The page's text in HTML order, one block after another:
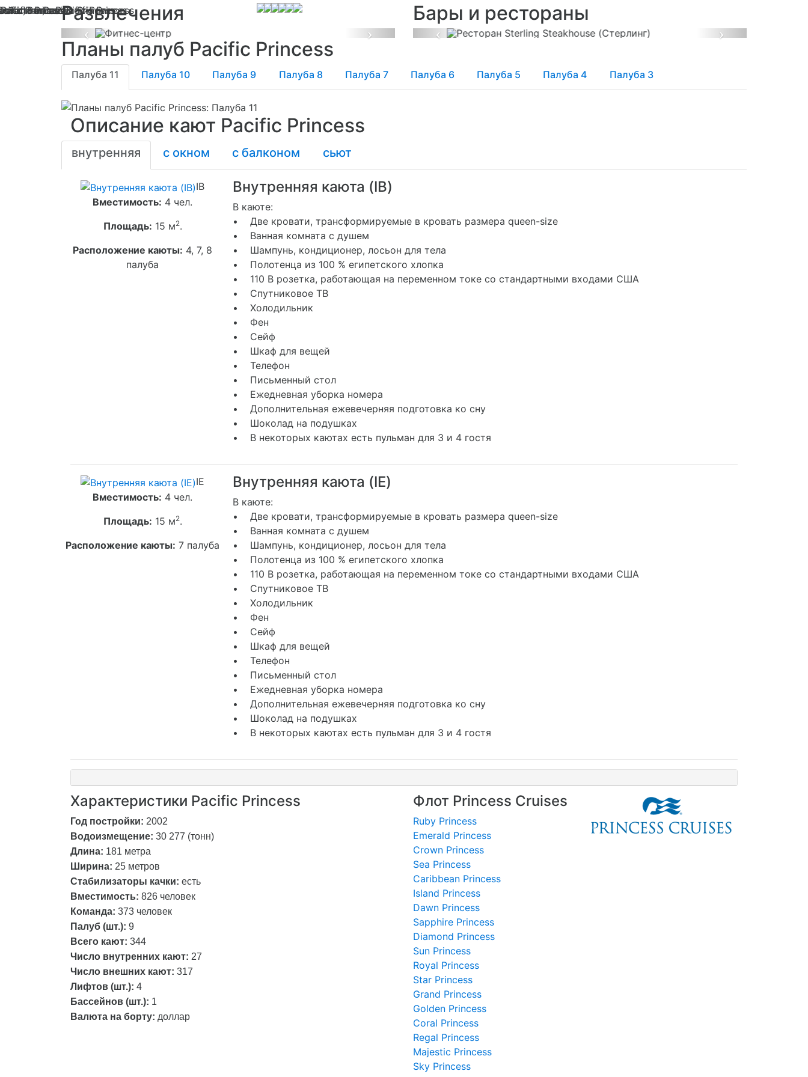
Развлечения
Previous Next
Бары и рестораны
Previous Next
Планы палуб Pacific Princess
Палуба 11 Палуба 10 Палуба 9 Палуба 8 Палуба 7 Палуба 6 Палуба 5 Палуба 4 Палуба 3
Описание кают Pacific Princess
внутренняя с окном с балконом сьют
IB
Вместимость: 4 чел.
Площадь: 15 м2.
Расположение каюты: 4, 7, 8
палуба
Внутренняя каюта (IB)
В каюте:
• Две кровати, трансформируемые в кровать размера queen-size
• Ванная комната с душем
• Шампунь, кондиционер, лосьон для тела
• Полотенца из 100 % египетского хлопка
• 110 В розетка, работающая на переменном токе со стандартными входами США
• Спутниковое ТВ
• Холодильник
• Фен
• Сейф
• Шкаф для вещей
• Телефон
• Письменный стол
• Ежедневная уборка номера
• Дополнительная ежевечерняя подготовка ко сну
• Шоколад на подушках
• В некоторых каютах есть пульман для 3 и 4 гостя
IE
Вместимость: 4 чел.
Площадь: 15 м2.
Расположение каюты: 7 палуба
Внутренняя каюта (IE)
В каюте:
• Две кровати, трансформируемые в кровать размера queen-size
• Ванная комната с душем
• Шампунь, кондиционер, лосьон для тела
• Полотенца из 100 % египетского хлопка
• 110 В розетка, работающая на переменном токе со стандартными входами США
• Спутниковое ТВ
• Холодильник
• Фен
• Сейф
• Шкаф для вещей
• Телефон
• Письменный стол
• Ежедневная уборка номера
• Дополнительная ежевечерняя подготовка ко сну
• Шоколад на подушках
• В некоторых каютах есть пульман для 3 и 4 гостя
Характеристики Pacific Princess
Год постройки: 2002
Водоизмещение: 30 277 (тонн)
Длина: 181 метра
Ширина: 25 метров
Стабилизаторы качки: есть
Вместимость: 826 человек
Команда: 373 человек
Палуб (шт.): 9
Всего кают: 344
Число внутренних кают: 27
Число внешних кают: 317
Лифтов (шт.): 4
Бассейнов (шт.): 1
Валюта на борту: доллар
Флот Princess Cruises
Ruby Princess
Emerald Princess
Crown Princess
Sea Princess
Caribbean Princess
Island Princess
Dawn Princess
Sapphire Princess
Diamond Princess
Sun Princess
Royal Princess
Star Princess
Grand Princess
Golden Princess
Coral Princess
Regal Princess
Majestic Princess
Sky Princess